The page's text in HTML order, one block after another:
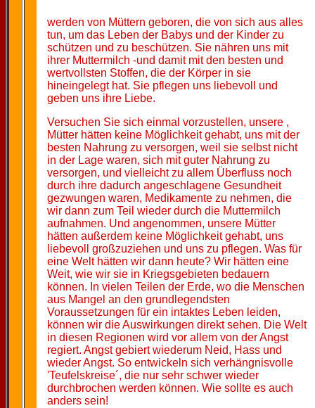
werden von Müttern geboren, die von sich aus alles
tun, um das Leben der Babys und der Kinder zu
schützen und zu beschützen. Sie nähren uns mit
ihrer Muttermilch -und damit mit den besten und
wertvollsten Stoffen, die der Körper in sie
hineingelegt hat. Sie pflegen uns liebevoll und
geben uns ihre Liebe.
Versuchen Sie sich einmal vorzustellen, unsere ,
Mütter hätten keine Möglichkeit gehabt, uns mit der
besten Nahrung zu versorgen, weil sie selbst nicht
in der Lage waren, sich mit guter Nahrung zu
versorgen, und vielleicht zu allem Überfluss noch
durch ihre dadurch angeschlagene Gesundheit
gezwungen waren, Medikamente zu nehmen, die
wir dann zum Teil wieder durch die Muttermilch
aufnahmen. Und angenommen, unsere Mütter
hätten außerdem keine Möglichkeit gehabt, uns
liebevoll großzuziehen und uns zu pflegen. Was für
eine Welt hätten wir dann heute? Wir hätten eine
Weit, wie wir sie in Kriegsgebieten bedauern
können. In vielen Teilen der Erde, wo die Menschen
aus Mangel an den grundlegendsten
Voraussetzungen für ein intaktes Leben leiden,
können wir die Auswirkungen direkt sehen. Die Welt
in diesen Regionen wird vor allem von der Angst
regiert. Angst gebiert wiederum Neid, Hass und
wieder Angst. So entwickeln sich verhängnisvolle
'Teufelskreise´, die nur sehr schwer wieder
durchbrochen werden können. Wie sollte es auch
anders sein!